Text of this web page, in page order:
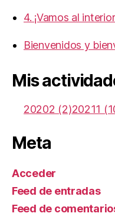
4. ¡Vamos al
Bienvenidos y
Mis
20202 (2)20211
Meta
Acceder
Feed de entradas
Feed de